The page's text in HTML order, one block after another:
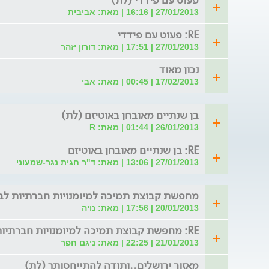
27/01/2013 | 16:16 | מאת: אביבית
RE: פעוט עם פידדי
27/01/2013 | 17:51 | מאת: דורון יזהר
נכון מאוד
17/02/2013 | 00:45 | מאת: אבי
בן שנתיים מאובחן באוטיזם (לת)
26/01/2013 | 01:44 | מאת: R
RE: בן שנתיים מאובחן באוטיזם
27/01/2013 | 13:06 | מאת: ד"ר חגית נגר-שמעוני
מחפשת קבוצת תמיכה למיומנויות חברתיות לבן 25 בירושל
20/01/2013 | 17:56 | מאת: נויה
RE: מחפשת קבוצת תמיכה למיומנויות חברתיות לבן 25 בי
21/01/2013 | 22:25 | מאת: ניגם חפר
מאזור ירושלים..ותודה להתייחסותך (לת)